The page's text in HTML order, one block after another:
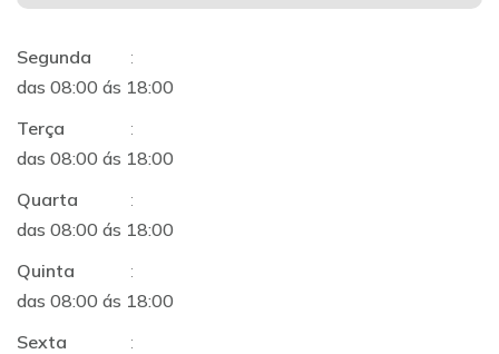
Segunda
:
das 08:00 ás 18:00
Terça
:
das 08:00 ás 18:00
Quarta
:
das 08:00 ás 18:00
Quinta
:
das 08:00 ás 18:00
Sexta
: